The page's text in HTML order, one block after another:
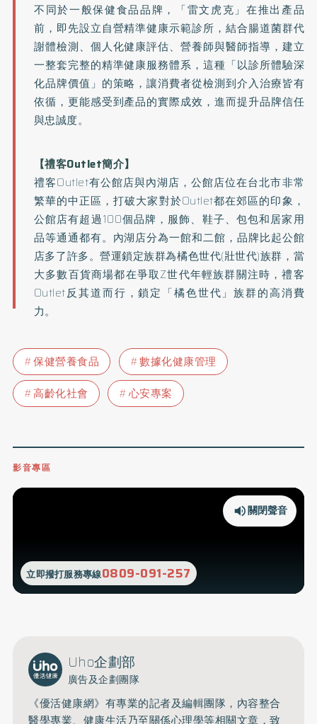
不同於一般保健食品品牌，「雷文虎克」在推出產品
前，即先設立自營精準健康示範診所，結合腸道菌群代
謝體檢測、個人化健康評估、營養師與醫師指導，建立
一整套完整的精準健康服務體系，這種「以診所體驗深
化品牌價值」的策略，讓消費者從檢測到介入治療皆有
依循，更能感受到產品的實際成效，進而提升品牌信任
與忠誠度。
【禮客Outlet簡介】
禮客Outlet有公館店與內湖店，公館店位在台北市非常
繁華的中正區，打破大家對於Outlet都在郊區的印象，
公館店有超過100個品牌，服飾、鞋子、包包和居家用
品等通通都有。內湖店分為一館和二館，品牌比起公館
店多了許多。營運鎖定族群為橘色世代(壯世代)族群，當
大多數百貨商場都在爭取Z世代年輕族群關注時，禮客
Outlet反其道而行，鎖定「橘色世代」族群的高消費
力。
保健營養食品
數據化健康管理
高齡化社會
心安專案
影音專區
立即撥打服務專線0809-091-257
關閉聲音
Uho企劃部
廣告及企劃團隊
《優活健康網》有專業的記者及編輯團隊，內容整合